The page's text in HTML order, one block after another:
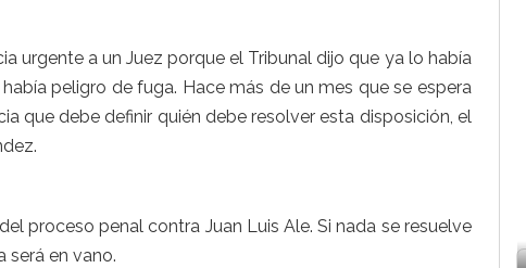
urgente a un Juez porque el Tribunal dijo que ya lo había
peligro de fuga. Hace más de un mes que se espera
que debe definir quién debe resolver esta disposición, el
proceso penal contra Juan Luis Ale. Si nada se resuelve
será en vano.